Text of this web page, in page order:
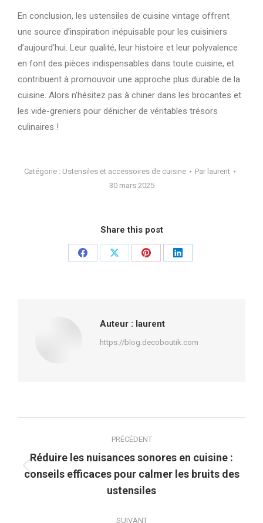
En conclusion, les ustensiles de cuisine vintage offrent
une source d’inspiration inépuisable pour les cuisiniers
d’aujourd’hui. Leur qualité, leur histoire et leur polyvalence
en font des pièces indispensables dans toute cuisine, et
contribuent à promouvoir une approche plus durable de la
cuisine. Alors n’hésitez pas à chiner dans les brocantes et
les vide-greniers pour dénicher de véritables trésors
culinaires !
Catégorie : Ustensiles et accessoires de cuisine Par laurent
30 mars 2025
Share this post
PartagerPartagerPartagerPartager
Auteur : laurent
https://blog.decoboutik.com
article
PRÉCÉDENT
Article
précédent
Réduire les nuisances sonores en cuisine :
conseils efficaces pour calmer les bruits des
ustensiles
SUIVANT